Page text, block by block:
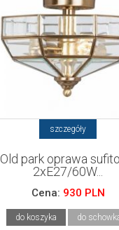
szczegóły
Old park oprawa
2xE27/60W...
Cena: 930 PLN
do koszyka do